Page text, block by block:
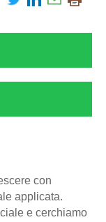
con
applicata.
e cerchiamo